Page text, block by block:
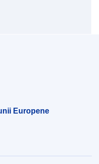
Europene
Europene